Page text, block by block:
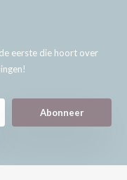
eerste die hoort over
Abonneer